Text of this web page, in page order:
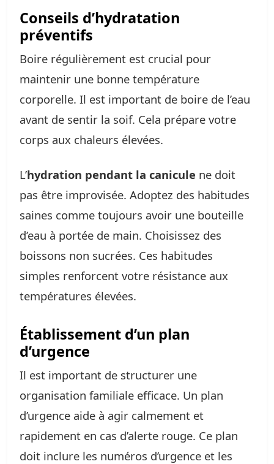
Conseils d’hydratation
préventifs
Boire régulièrement est crucial pour
maintenir une bonne température
corporelle. Il est important de boire de l’eau
avant de sentir la soif. Cela prépare votre
corps aux chaleurs élevées.
L’hydration pendant la canicule ne doit
pas être improvisée. Adoptez des habitudes
saines comme toujours avoir une bouteille
d’eau à portée de main. Choisissez des
boissons non sucrées. Ces habitudes
simples renforcent votre résistance aux
températures élevées.
Établissement d’un plan
d’urgence
Il est important de structurer une
organisation familiale efficace. Un plan
d’urgence aide à agir calmement et
rapidement en cas d’alerte rouge. Ce plan
doit inclure les numéros d’urgence et les